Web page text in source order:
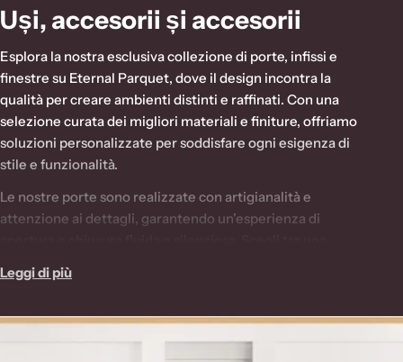
C
o
l
l
e
z
i
o
e
:
Uși, accesorii și accesorii
Esplora la nostra esclusiva collezione di porte, infissi e
finestre su Eternal Parquet, dove il design incontra la
qualità per creare ambienti distinti e raffinati. Con una
selezione curata dei migliori materiali e finiture, offriamo
soluzioni personalizzate per soddisfare ogni esigenza di
stile e funzionalità.
Le nostre porte sono realizzate con artigianalità e
attenzione ai dettagli, garantendo un'esperienza di
più moderni e contemporanei, per aggiungere un tocco
Leggi di più